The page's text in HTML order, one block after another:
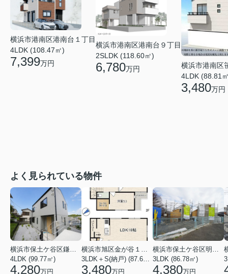
横浜市港南区港南台１丁目
4LDK (108.47㎡)
7,399万円
横浜市港南区港南台９丁目
2SLDK (118.60㎡)
6,780万円
横浜市港南区
4LDK (88.81
3,480万円
よく見られている物件
4LDK (99.77㎡)
4,280万円 3,480万円
3LDK (86.78㎡)
4,380万円